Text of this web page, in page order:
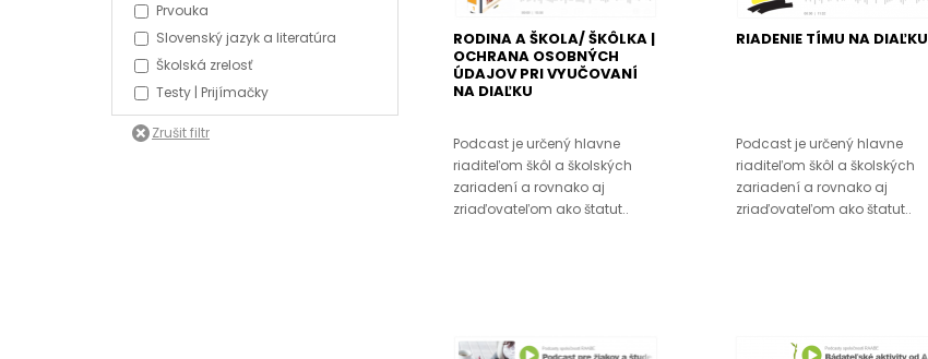
Prvouka
Slovenský jazyk a literatúra
Školská zrelosť
Testy | Prijímačky
RODINA A ŠKOLA/ ŠKÔLKA |
OCHRANA OSOBNÝCH
ÚDAJOV PRI VYUČOVANÍ
NA DIAĽKU
Podcast je určený hlavne
riaditeľom škôl a školských
zariadení a rovnako aj
zriaďovateľom ako štatut..
RIADENIE TÍMU NA DIAĽKU
Podcast je určený hlavne
riaditeľom škôl a školských
zariadení a rovnako aj
zriaďovateľom ako štatut..